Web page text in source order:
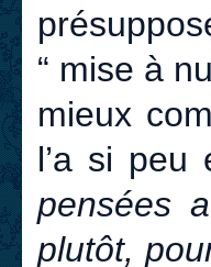
“ mise à
mieux
l’a si
pensées
plutôt,